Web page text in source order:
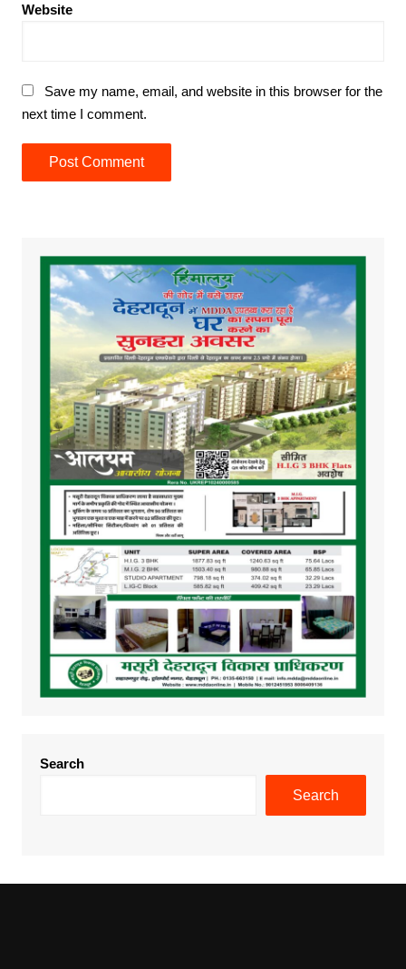
Website
Save my name, email, and website in this browser for the
next time I comment.
Search
Search